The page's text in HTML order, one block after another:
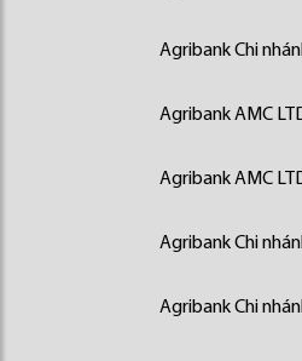
Agribank Chi
Agribank AMC
Agribank AMC
Agribank Chi
Agribank Chi